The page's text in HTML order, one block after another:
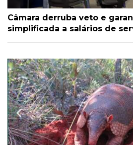
Câmara derruba veto e
simplificada a salários de